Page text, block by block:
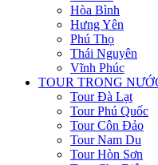
Hòa Bình
Hưng Yên
Phú Thọ
Thái Nguyên
Vĩnh Phúc
TOUR TRONG
Tour Đà Lạt
Tour Phú Quốc
Tour Côn Đảo
Tour Nam Du
Tour Hòn Sơn